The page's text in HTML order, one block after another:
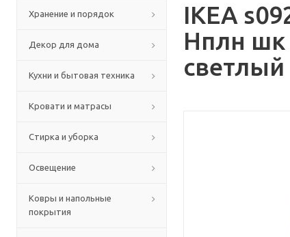
Хранение и порядок
Декор для дома
Кухни и бытовая техника
Кровати и матрасы
Стирка и уборка
Освещение
Ковры и напольные
покрытия
IKEA
Нплн шк
светлый